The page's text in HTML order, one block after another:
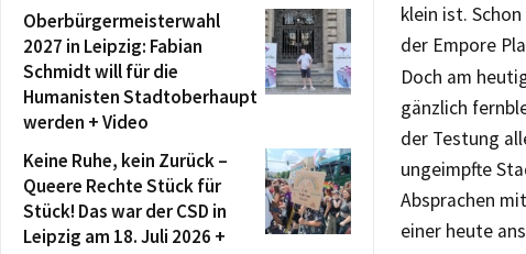
klein ist.
der Empore
Doch am
gänzlich
der Testung
ungeimpfte
Absprachen
einer heute
Oberbürgermeisterwahl
2027 in Leipzig: Fabian
Schmidt will für die
Humanisten Stadtoberhaupt
werden + Video
Keine Ruhe, kein Zurück –
Queere Rechte Stück für
Stück! Das war der CSD in
Leipzig am 18. Juli 2026 +